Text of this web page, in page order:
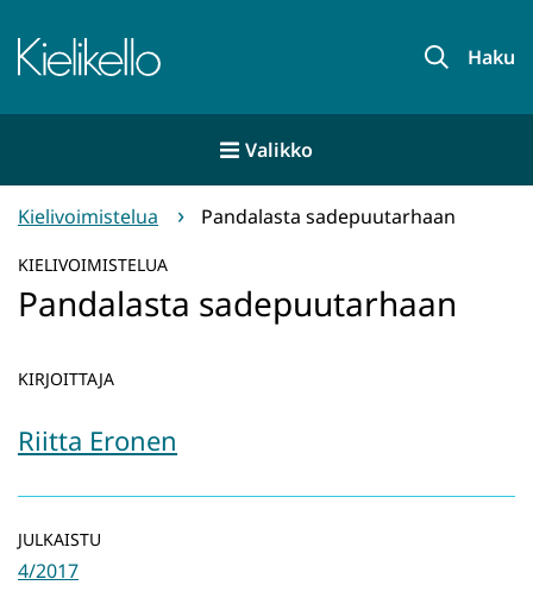
sisältöön
Etusivu Haku
Valikko
Kielivoimistelua Pandalasta sadepuutarhaan
KIELIVOIMISTELUA
Pandalasta sadepuutarhaan
KIRJOITTAJA
Riitta Eronen
JULKAISTU
4/2017